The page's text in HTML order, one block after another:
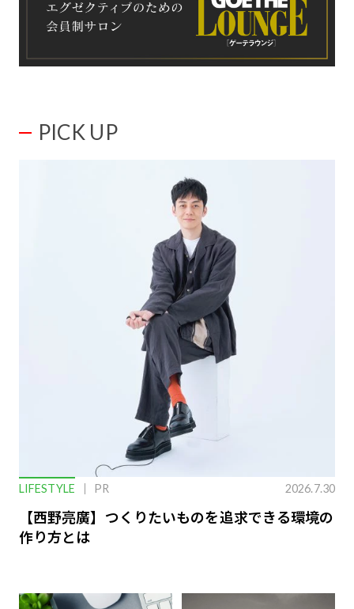
PICK UP
LIFESTYLE PR 2026.7.30
【西野亮廣】つくりたいものを追求できる環境の
作り方とは